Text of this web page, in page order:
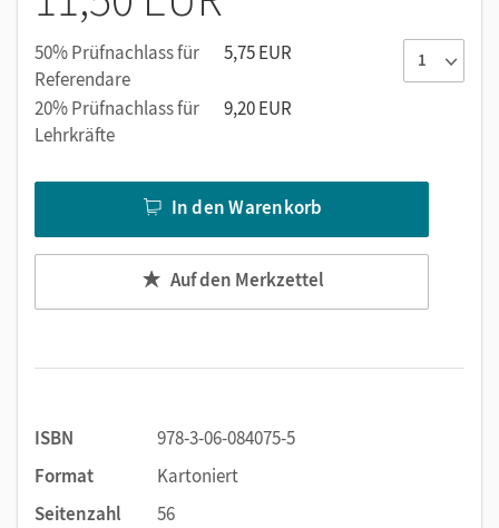
Ausführliche Übungsangebote festigen das Wissen der
Kinder - so können sie die erworbenen Kompetenzen
direkt anwenden.
50% Prüfnachlass für
Referendare
5,75 EUR
20% Prüfnachlass für
Lehrkräfte
9,20 EUR
In den Warenkorb
Auf den Merkzettel
ISBN
978-3-06-084075-5
Format
Kartoniert
Seitenzahl
56